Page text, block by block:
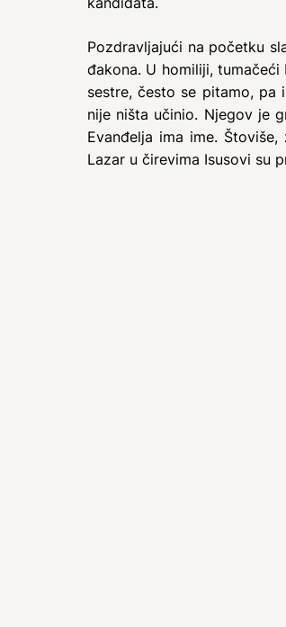
Pozdravljajući na početku
đakona. U homiliji,
sestre, često se pitamo, pa
nije ništa učinio. Njegov je
Evanđelja ima ime.
Lazar u čirevima Isusovi su